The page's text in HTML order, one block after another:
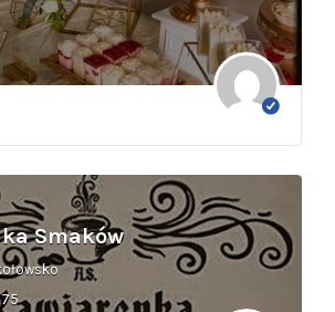
Smaków